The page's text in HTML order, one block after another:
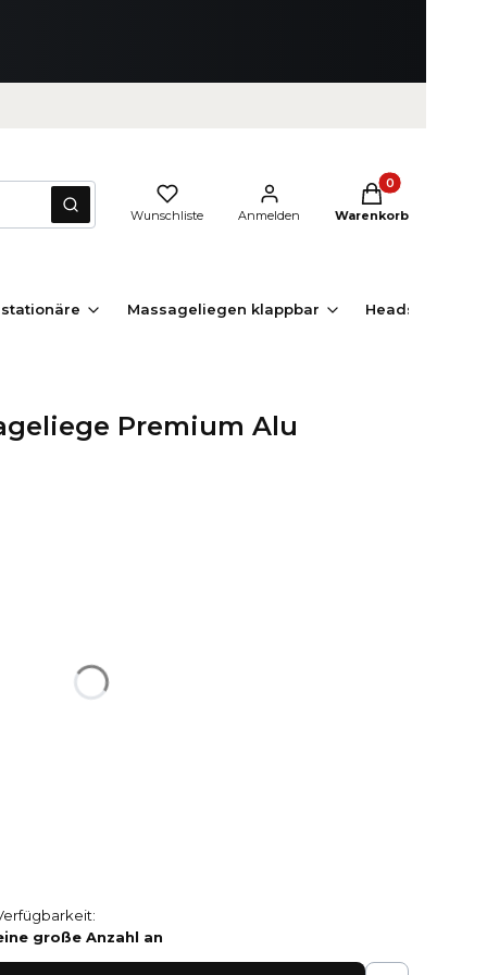
Zurücksetzen
Suchen Wunschliste Anmelden
Produkte im
Warenkorb
Massageliegen klappbar Headspa
Premium Alu
große Anzahl an